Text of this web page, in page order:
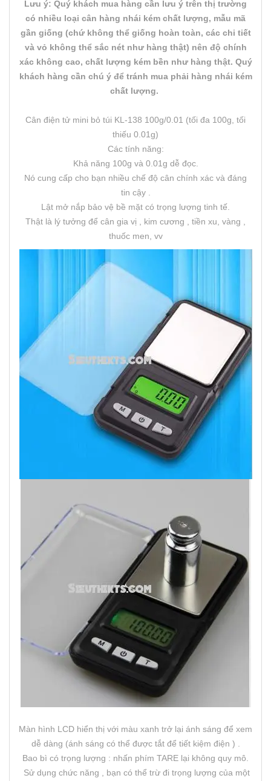
Lưu ý: Quý khách mua hàng cần lưu ý trên thị trường
có nhiều loại cân hàng nhái kém chất lượng, mẫu mã
gần giống (chứ không thể giống hoàn toàn, các chi tiết
và vỏ không thể sắc nét như hàng thật) nên độ chính
xác không cao, chất lượng kém bền như hàng thật. Quý
khách hàng cần chú ý để tránh mua phải hàng nhái kém
chất lượng.
Cân điện tử mini bỏ túi KL-138 100g/0.01 (tối đa 100g, tối
thiếu 0.01g)
Các tính năng:
Khả năng 100g và 0.01g dễ đọc.
Nó cung cấp cho bạn nhiều chế độ cân chính xác và đáng
tin cậy .
Lật mở nắp bảo vệ bề mặt có trọng lượng tinh tế.
Thật là lý tưởng để cân gia vị , kim cương , tiền xu, vàng ,
thuốc men, vv
Màn hình LCD hiển thị với màu xanh trở lại ánh sáng để xem
dễ dàng (ánh sáng có thể được tắt để tiết kiệm điện ) .
Bao bì có trọng lượng : nhấn phím TARE lại không quy mô.
Sử dụng chức năng , bạn có thể trừ đi trọng lượng của một